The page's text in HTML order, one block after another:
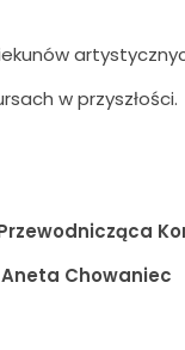
w przyszłości.